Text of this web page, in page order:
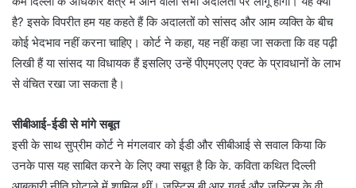
है? इसके विपरीत हम यह कहते हैं कि अदालतों को सांसद और आम व्यक्ति के बीच
कोई भेदभाव नहीं करना चाहिए। कोर्ट ने कहा, यह नहीं कहा जा सकता कि वह पढ़ी
लिखी हैं या सांसद या विधायक हैं इसलिए उन्हें पीएमएलए एक्ट के प्रावधानों के लाभ
से वंचित रखा जा सकता है।
सीबीआई-ईडी से मांगे सबूत
इसी के साथ सुप्रीम कोर्ट ने मंगलवार को ईडी और सीबीआई से सवाल किया कि
उनके पास यह साबित करने के लिए क्या सबूत है कि के. कविता कथित दिल्ली